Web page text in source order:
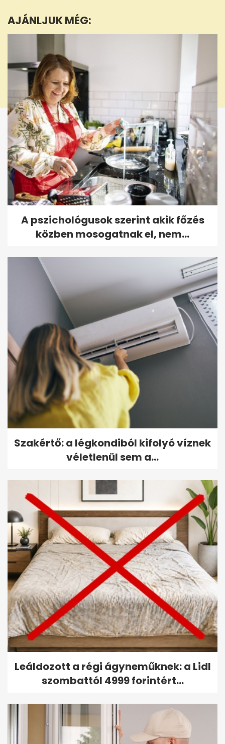
24
seconds
AJÁNLJUK MÉG:
A pszichológusok szerint akik főzés
közben mosogatnak el, nem...
Szakértő: a légkondiból kifolyó víznek
véletlenül sem a...
Leáldozott a régi ágyneműknek: a Lidl
szombattól 4999 forintért...